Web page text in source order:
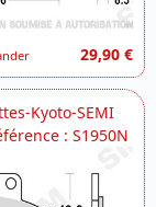
29,90 €
Kyoto-SEMI
: S1950N